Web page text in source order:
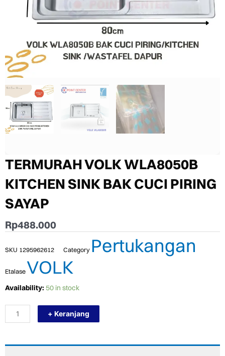
TERMURAH VOLK WLA8050B
KITCHEN SINK BAK CUCI PIRING
SAYAP
Rp488.000
SKU 1295962612 Category Pertukangan
Etalase VOLK
Availability: 50 in stock
TERMURAH
WLA8050B
KITCHEN
SINK
+ Keranjang